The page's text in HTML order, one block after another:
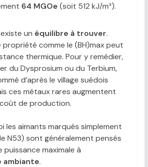
64 MGOe (soit 512 kJ/m³).
un équilibre à trouver.
propriété comme le (BH)max peut
thermique. Pour y remédier,
du Dysprosium ou du Terbium,
d’après le village suédois
ces métaux rares augmentent
de production.
les aimants marqués simplement
N53) sont généralement pensés
maximale à
.